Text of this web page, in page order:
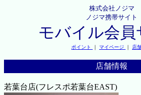
株式会社ノジマ
ノジマ携帯サイト
モバイル会員
ポイント ｜ マイページ ｜ 店
店舗情報
若葉台店(フレスポ若葉台EAST)